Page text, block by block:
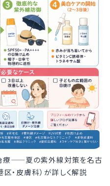
療——夏の紫外線対策を名古
・皮膚科）が詳しく解説